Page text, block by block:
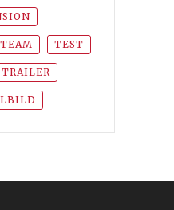
TEST
TRAILER